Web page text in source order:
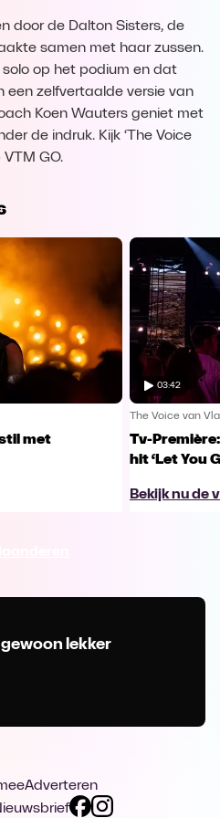
door de Dalton Sisters, de
samen met haar zussen.
op het podium en dat
zelfvertaalde versie van
Koen Wauters geniet met
de indruk. Kijk ‘The Voice
GO.
met
03:42
The Voice van
Tv-
hit ‘Let You
Bekijk nu de
lekker
Adverteren